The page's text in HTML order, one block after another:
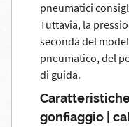
pneumatici
Tuttavia, la
seconda del
pneumatico, del
di guida.
gonfiaggio |